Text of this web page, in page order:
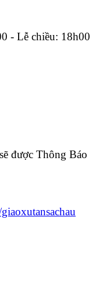
- Lễ chiều: 18h00
được Thông Báo